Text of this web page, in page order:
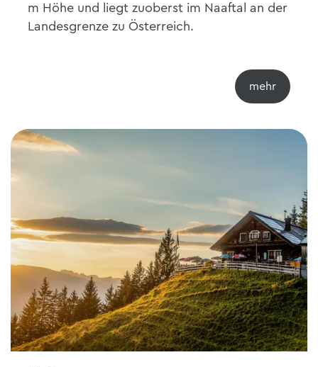
m Höhe und liegt zuoberst im Naaftal an der
Landesgrenze zu Österreich.